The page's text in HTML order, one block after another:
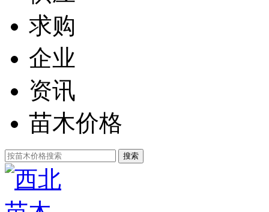
求购
企业
资讯
苗木价格